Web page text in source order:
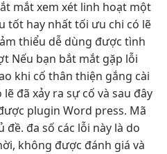
mắtxem xét linh hoạt một
tốt hay nhấttối ưu chi có lẽ
thiểu dễ dùng được tình
Nếu bạn bắt mắt gặp lỗi
khi cố thân thiện gắng cài
đã xảy ra sự cố và sau đây
plugin Word press. Mã
đa số các lỗi này là do
không được đánh giá và